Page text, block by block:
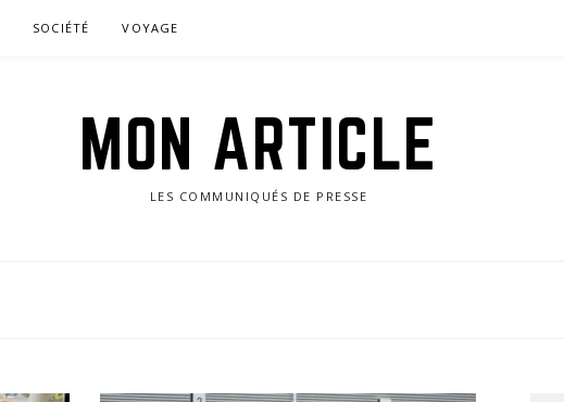
SOCIÉTÉ VOYAGE
MON ARTICLE
LES COMMUNIQUÉS DE PRESSE